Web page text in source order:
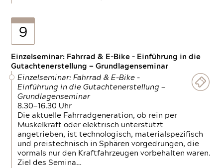
9
Einzelseminar: Fahrrad & E-Bike - Einführung in die
Gutachtenerstellung — Grundlagenseminar
Einzelseminar: Fahrrad & E-Bike -
Einführung in die Gutachtenerstellung —
Grundlagenseminar
8.30—16.30 Uhr
Die aktuelle Fahrradgeneration, ob rein per
Muskelkraft oder elektrisch unterstützt
angetrieben, ist technologisch, materialspezifisch
und preistechnisch in Sphären vorgedrungen, die
vormals nur den Kraftfahrzeugen vorbehalten waren.
Ziel des Semina…